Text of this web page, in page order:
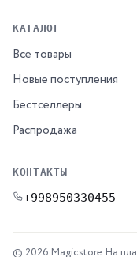
КАТАЛОГ
Все товары
Новые поступления
Бестселлеры
Распродажа
КОНТАКТЫ
+998950330455
© 2026 Magicstore. На